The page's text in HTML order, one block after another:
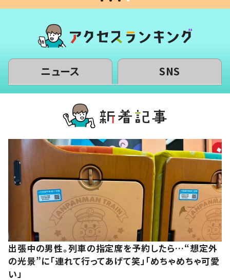
ニュース SNS
出張中の男性。列車の指定席を予約したら…“想定外
の光景”に「連れて行ってあげて笑」「めちゃめちゃ可愛
い」